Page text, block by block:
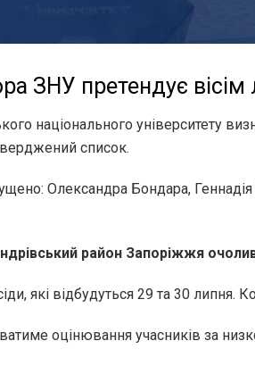
ЗНУ претендує
національного університету
список.
Олександра Бондара,
район Запоріжжя
які відбудуться 29 та 30 липня.
оцінювання учасників за